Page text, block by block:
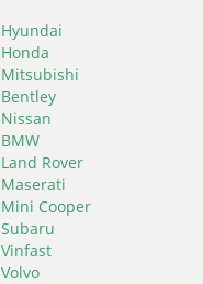
Hyundai
Honda
Mitsubishi
Bentley
Nissan
BMW
Land Rover
Maserati
Mini Cooper
Subaru
Vinfast
Volvo